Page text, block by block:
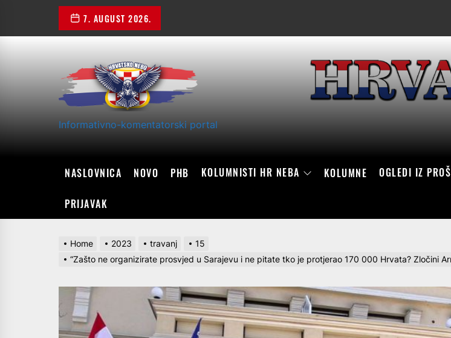
the
7. AUGUST 2026.
Informativno-komentatorski portal
NASLOVNICA NOVO PHB KOLUMNISTI HR NEBA KOLUMNE OGLEDI IZ
PRIJAVAK
Home 2023 travanj
15
“Zašto ne organizirate prosvjed u Sarajevu i ne pitate tko je protjerao 170 000 Hrvata? Zločini